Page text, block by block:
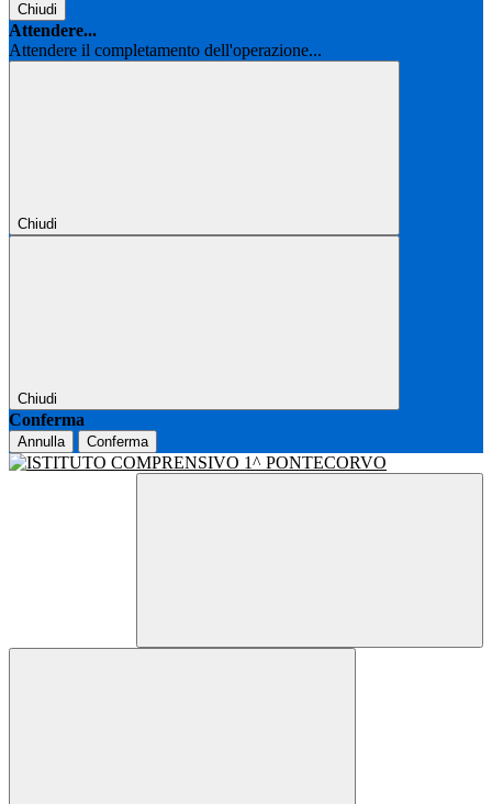
Chiudi
Attendere...
Attendere il completamento dell'operazione...
Chiudi
Chiudi
Conferma
Annulla Conferma